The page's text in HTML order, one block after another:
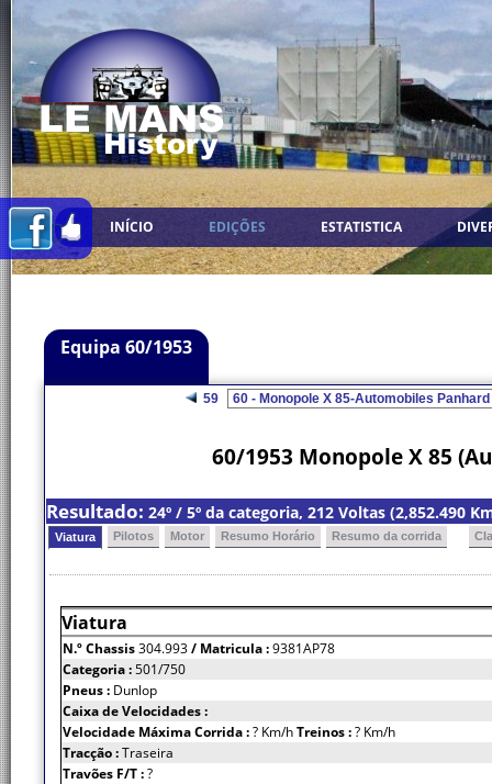
INÍCIO EDIÇÕES ESTATISTICA
Equipa 60/1953
59
60/1953 Monopole X 85
Resultado: 24º / 5º da categoria, 212 Voltas (2,852.490
Viatura Pilotos Motor Resumo Horário Resumo da corrida
Viatura
N.º Chassis304.993/ Matricula :9381AP78
Categoria :501/750
Pneus : Dunlop
Caixa de Velocidades :
Velocidade Máxima Corrida :? Km/hTreinos :? Km/h
Tracção :Traseira
Travões F/T :?